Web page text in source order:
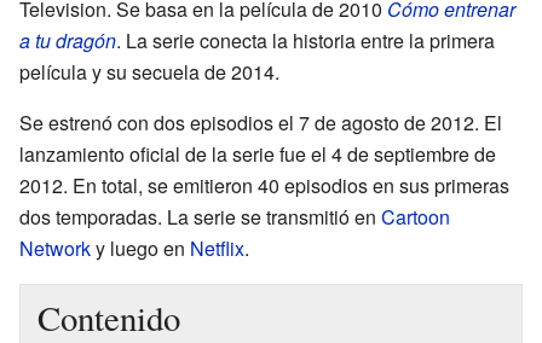
Television. Se basa en la película de 2010 Cómo entrenar
a tu dragón. La serie conecta la historia entre la primera
película y su secuela de 2014.
Se estrenó con dos episodios el 7 de agosto de 2012. El
lanzamiento oficial de la serie fue el 4 de septiembre de
2012. En total, se emitieron 40 episodios en sus primeras
dos temporadas. La serie se transmitió en Cartoon
Networky luego en Netflix.
Contenido